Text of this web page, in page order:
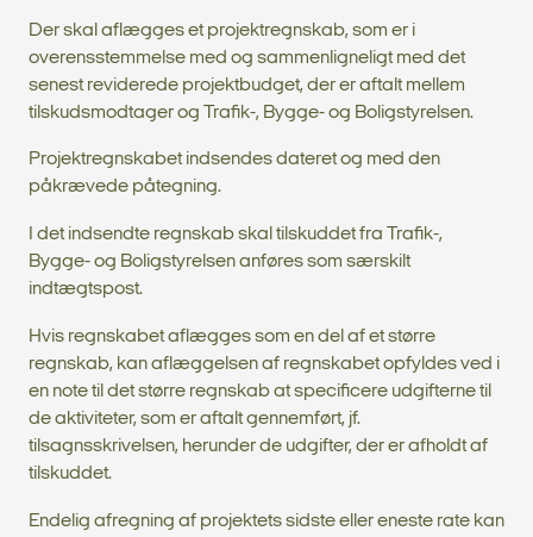
Der skal aflægges et projektregnskab, som er i
overensstemmelse med og sammenligneligt med det
senest reviderede projektbudget, der er aftalt mellem
tilskudsmodtager og Trafik-, Bygge- og Boligstyrelsen.
Projektregnskabet indsendes dateret og med den
påkrævede påtegning.
I det indsendte regnskab skal tilskuddet fra Trafik-,
Bygge- og Boligstyrelsen anføres som særskilt
indtægtspost.
Hvis regnskabet aflægges som en del af et større
regnskab, kan aflæggelsen af regnskabet opfyldes ved i
en note til det større regnskab at specificere udgifterne til
de aktiviteter, som er aftalt gennemført, jf.
tilsagnsskrivelsen, herunder de udgifter, der er afholdt af
tilskuddet.
Endelig afregning af projektets sidste eller eneste rate kan